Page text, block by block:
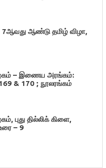
7ஆவது ஆண்டு தமிழ் விழா,
– இணைய அரங்கம்:
& 170 ; நூலரங்கம்
புது தில்லிக் கிளை,
– 9